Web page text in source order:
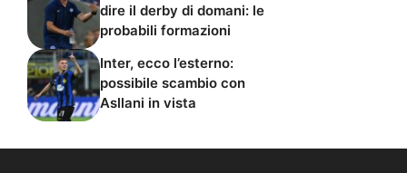
dire il derby di domani: le
probabili formazioni
Inter, ecco l’esterno:
possibile scambio con
Asllani in vista